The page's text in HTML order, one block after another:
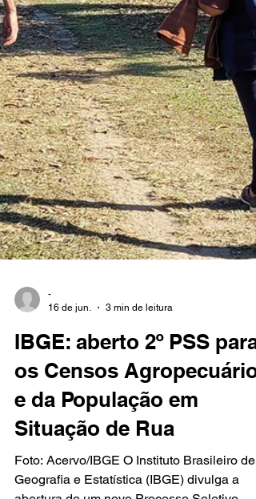
do Brasil. Por outro lado, no Sul, é esperado
um aumento das chuvas int
-
IBGE: aberto 2º PSS para